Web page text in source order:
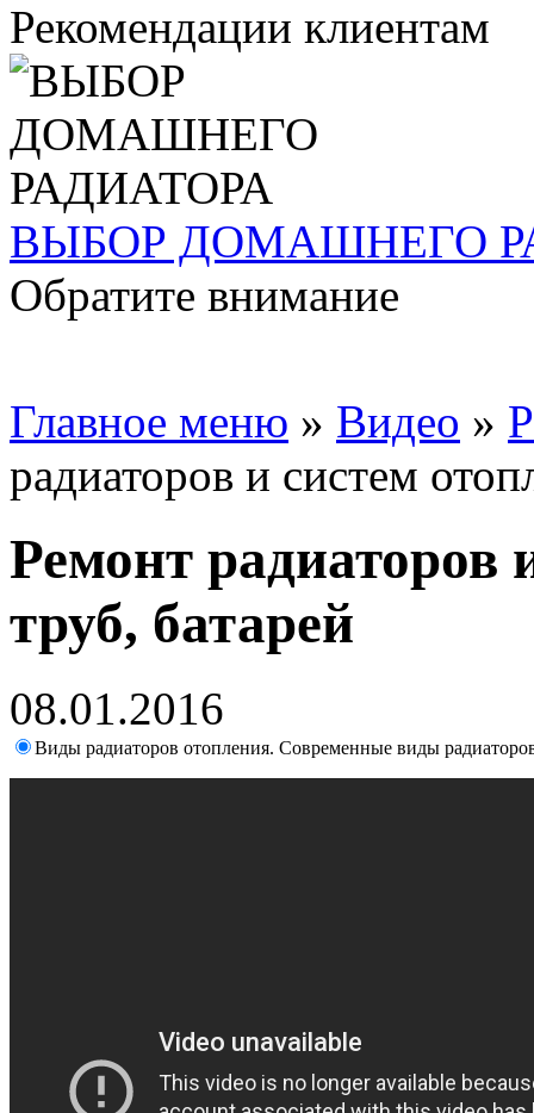
Рекомендации клиентам
ВЫБОР ДОМАШНЕГО
Обратите внимание
Главное меню » Видео »
радиаторов и систем
Ремонт радиаторов
труб, батарей
08.01.2016
Виды радиаторов отопления. Современные виды